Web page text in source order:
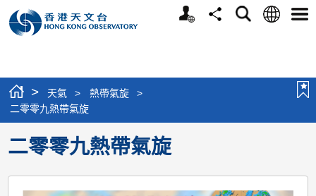
個
分
搜
語
選
> 天氣 > 熱帶氣旋
>
二零零九熱帶氣旋
二零零九熱帶氣旋